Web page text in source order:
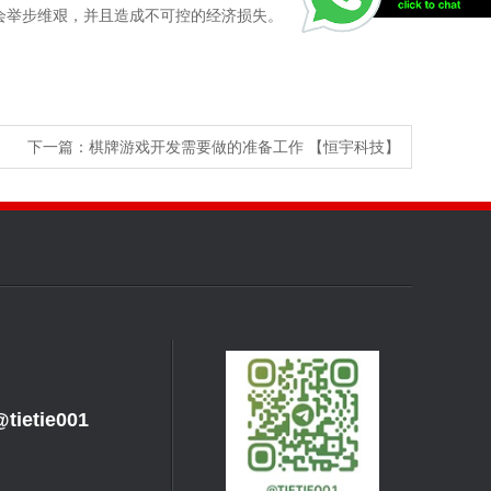
步维艰，并且造成不可控的经济损失。
下一篇： 棋牌游戏开发需要做的准备工作 【恒宇科技】